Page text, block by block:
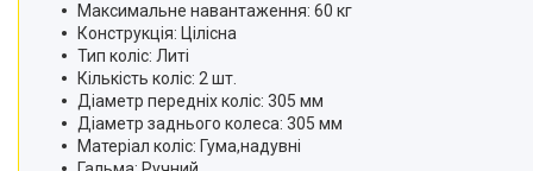
Максимальне навантаження: 60 кг
Конструкція: Цілісна
Тип коліс: Литі
Кількість коліс: 2 шт.
Діаметр передніх коліс: 305 мм
Діаметр заднього колеса: 305 мм
Матеріал коліс: Гума,надувні